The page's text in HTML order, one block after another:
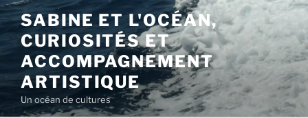
Aller
au
contenu
principal
SABINE ET L'OCÉAN,
CURIOSITÉS ET
ACCOMPAGNEMENT
ARTISTIQUE
Un océan de cultures